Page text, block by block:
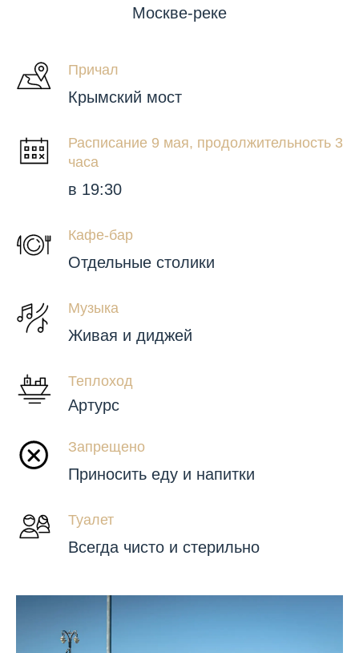
Москве-реке
Причал
Крымский мост
Расписание 9 мая, продолжительность 3
часа
в 19:30
Кафе-бар
Отдельные столики
Музыка
Живая и диджей
Теплоход
Артурс
Запрещено
Приносить еду и напитки
Туалет
Всегда чисто и стерильно